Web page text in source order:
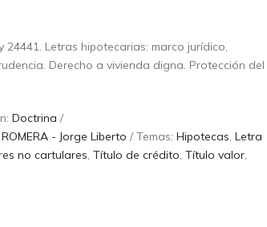
24441. Letras hipotecarias: marco jurídico,
Derecho a vivienda digna. Protección del
Doctrina /
ROMERA - Jorge Liberto / Temas: Hipotecas, Letra
no cartulares, Título de crédito, Título valor,